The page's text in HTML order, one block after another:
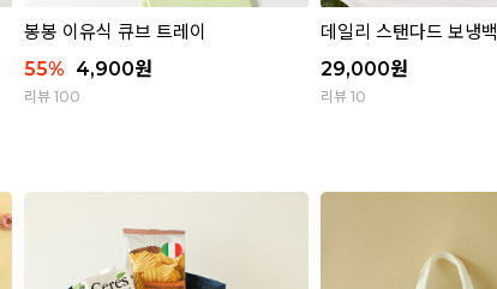
봉봉 이유식 큐브 트레이
55% 4,900원
리뷰 100
데일리 스탠다드 보냉백
29,000원
리뷰 10